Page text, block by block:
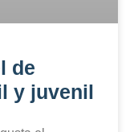
de
y juvenil